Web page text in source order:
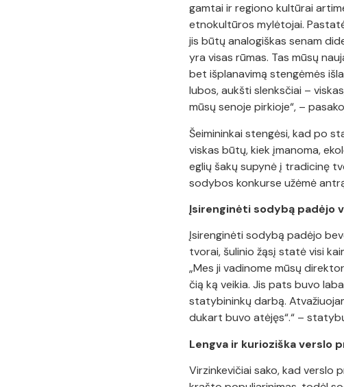
gamtai ir regiono kultūrai
etnokultūros mylėtojai.
jis būtų analogiškas senam
yra visas rūmas. Tas mūsų
bet išplanavimą stengėmės
lubos, aukšti slenksčiai –
mūsų senoje pirkioje“, –
Šeimininkai stengėsi, kad po
viskas būtų, kiek įmanoma,
eglių šakų supynė į tradicinę
sodybos konkurse užėmė
Įsirenginėti sodybą padėjo
Įsirenginėti sodybą padėjo
tvorai, šulinio žąsį statė visi
„Mes ji vadinome mūsų
čią ką veikia. Jis pats buvo
statybininkų darbą.
dukart buvo atėjęs“.“ –
Lengva ir kurioziška verslo
Virzinkevičiai sako, kad verslo